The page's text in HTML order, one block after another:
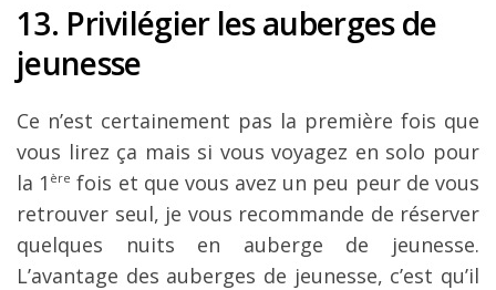
13. Privilégier les auberges de
jeunesse
Ce n’est certainement pas la première fois que
vous lirez ça mais si vous voyagez en solo pour
la 1 ère fois et que vous avez un peu peur de vous
retrouver seul, je vous recommande de réserver
quelques nuits en auberge de jeunesse.
L’avantage des auberges de jeunesse, c’est qu’il